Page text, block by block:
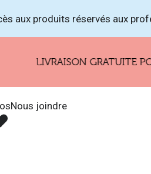
aux produits réservés aux
LIVRAISON GRATUITE POUR
Nous joindre